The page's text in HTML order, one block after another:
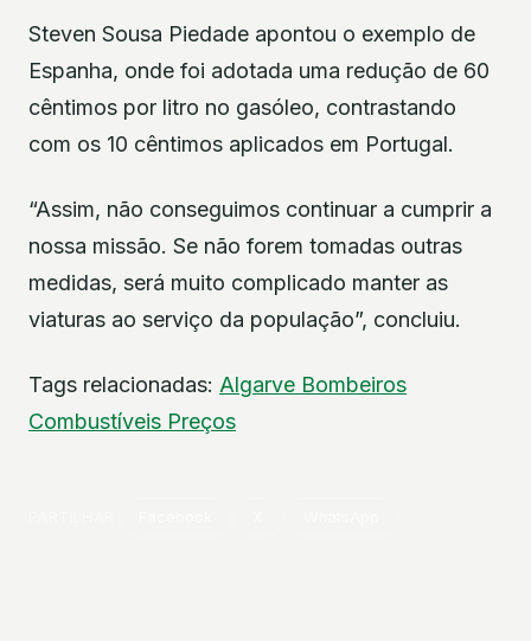
Steven Sousa Piedade apontou o exemplo de
Espanha, onde foi adotada uma redução de 60
cêntimos por litro no gasóleo, contrastando
com os 10 cêntimos aplicados em Portugal.
“Assim, não conseguimos continuar a cumprir a
nossa missão. Se não forem tomadas outras
medidas, será muito complicado manter as
viaturas ao serviço da população”, concluiu.
Tags relacionadas: Algarve Bombeiros
Combustíveis Preços